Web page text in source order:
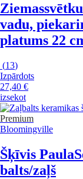
vadu,
platums 22
(13)
Izpārdots
27,40 €
izsekot
Premium
Bloomingville
Šķīvis Paula
balts/zaļš